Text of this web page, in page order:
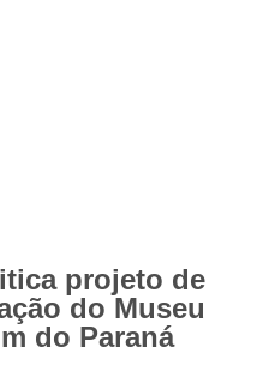
projeto de
do Museu
do Paraná